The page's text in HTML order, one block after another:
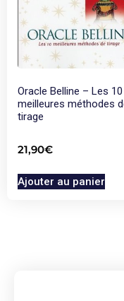
Oracle Belline – Les 10
meilleures méthodes
tirage
21,90€
Ajouter au panier